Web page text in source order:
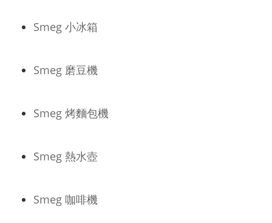
Smeg 小冰箱
Smeg 磨豆機
Smeg 烤麵包機
Smeg 熱水壺
Smeg 咖啡機